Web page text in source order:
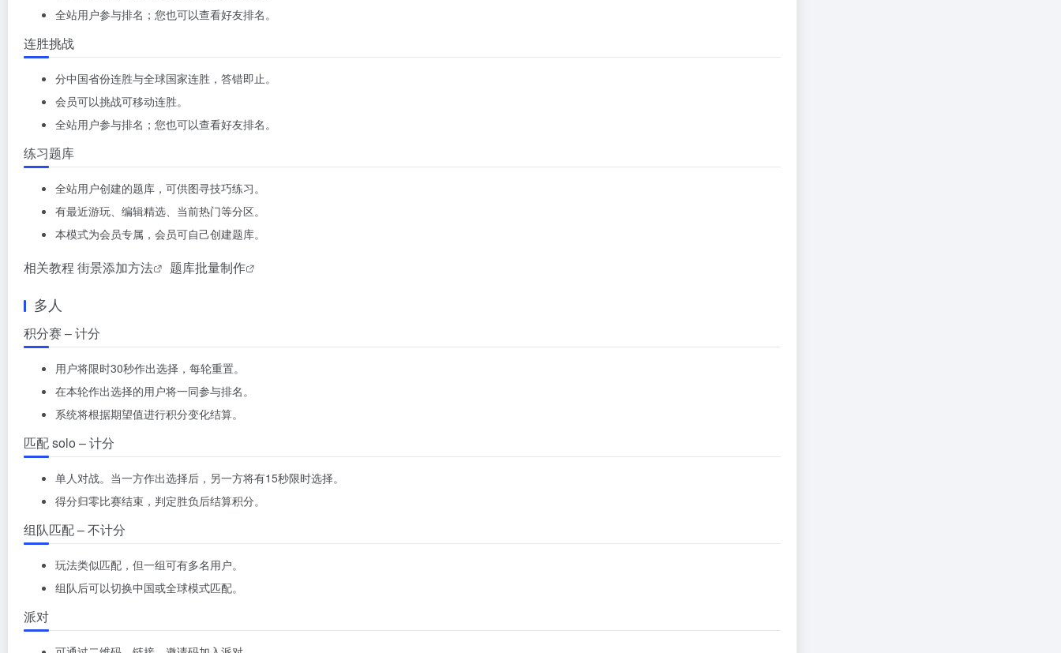
全站用户参与排名；您也可以查看好友排名。
连胜挑战
分中国省份连胜与全球国家连胜，答错即止。
会员可以挑战可移动连胜。
全站用户参与排名；您也可以查看好友排名。
练习题库
全站用户创建的题库，可供图寻技巧练习。
有最近游玩、编辑精选、当前热门等分区。
本模式为会员专属，会员可自己创建题库。
相关教程 街景添加方法 题库批量制作
多人
积分赛 – 计分
用户将限时30秒作出选择，每轮重置。
在本轮作出选择的用户将一同参与排名。
系统将根据期望值进行积分变化结算。
匹配 solo – 计分
单人对战。当一方作出选择后，另一方将有15秒限时选择。
得分归零比赛结束，判定胜负后结算积分。
组队匹配 – 不计分
玩法类似匹配，但一组可有多名用户。
组队后可以切换中国或全球模式匹配。
派对